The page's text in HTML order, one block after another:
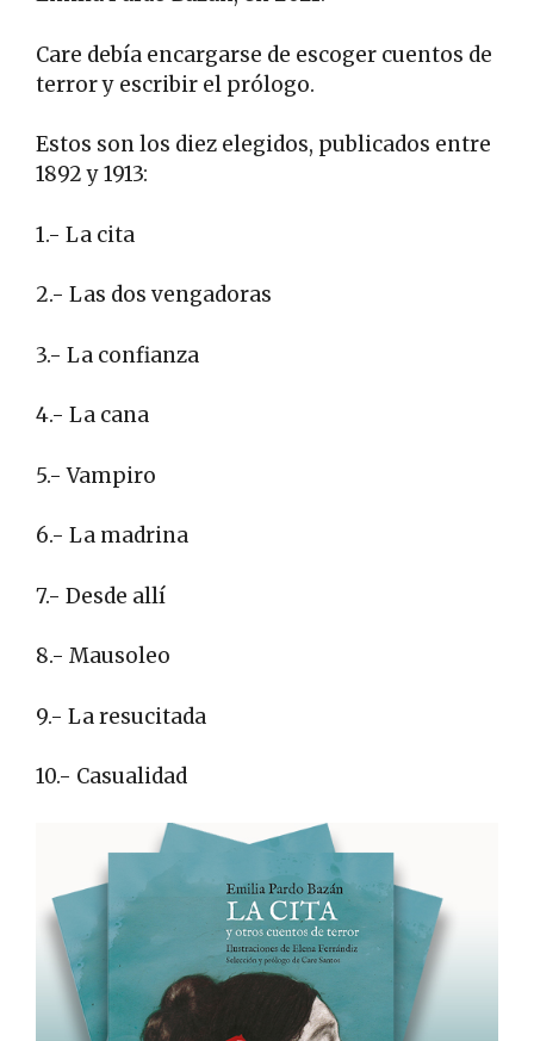
Care debía encargarse de escoger cuentos de
terror y escribir el prólogo.
Estos son los diez elegidos, publicados entre
1892 y 1913:
1.- La cita
2.- Las dos vengadoras
3.- La confianza
4.- La cana
5.- Vampiro
6.- La madrina
7.- Desde allí
8.- Mausoleo
9.- La resucitada
10.- Casualidad